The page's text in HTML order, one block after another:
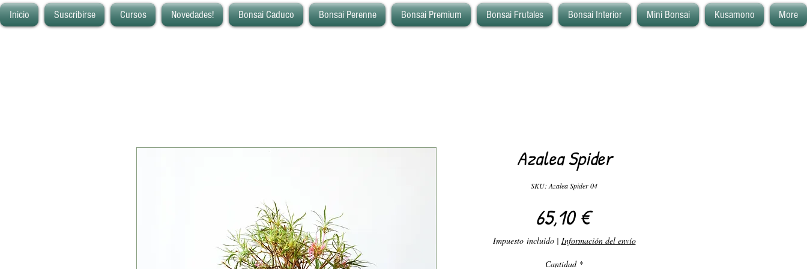
Inicio Suscribirse Cursos Novedades! Bonsai Caduco Bonsai Perenne Bonsai Premium Bonsai Frutales Bonsai Interior Mini Bonsai Kusamono More
Azalea Spider
SKU: Azalea Spider 04
65,10 €Precio
Impuesto incluido| Información del envío
Cantidad *